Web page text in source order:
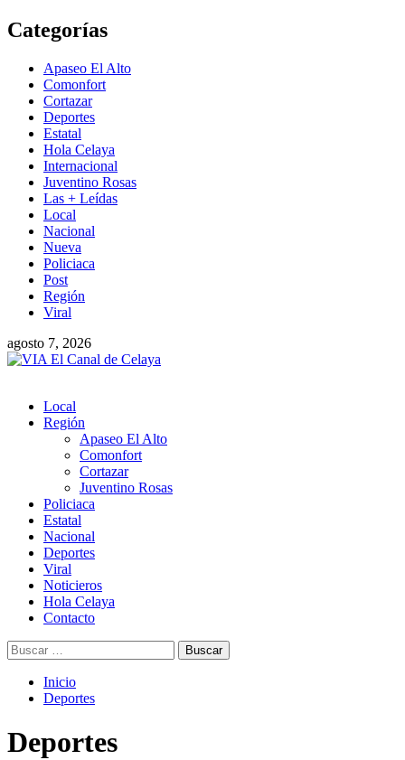
Saltar
al
Categorías
Apaseo El Alto
Comonfort
Cortazar
Deportes
Estatal
Hola Celaya
Internacional
Juventino Rosas
Las + Leídas
Local
Nacional
Nueva
Policiaca
Post
Región
Viral
agosto 7, 2026
Menú
principal
Local
Región
Apaseo El Alto
Comonfort
Cortazar
Juventino Rosas
Policiaca
Estatal
Nacional
Deportes
Viral
Noticieros
Hola Celaya
Contacto
Buscar:
Inicio
Deportes
Deportes